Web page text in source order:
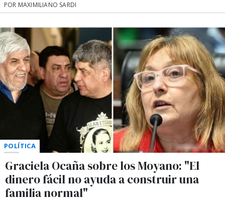
POR MAXIMILIANO SARDI
POLÍTICA
Graciela Ocaña sobre los Moyano: "El
dinero fácil no ayuda a construir una
familia normal"